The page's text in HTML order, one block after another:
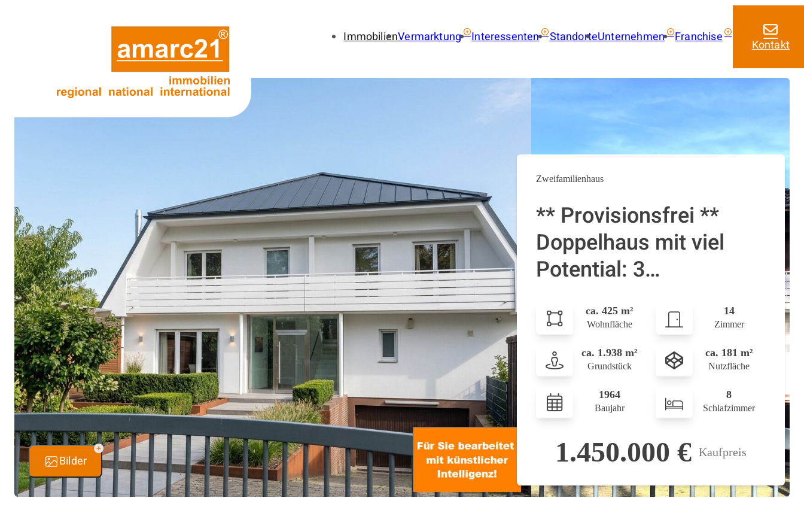
ImmobilienVermarktung
Käuferfinder
Immobilien-Referenzen
Interessenten
StandorteUnternehmen
Franchise
Franchise mit
Franchise Leistungen
Franchise
Jobangebote
Kontakt
Bilder
Zweifamilienhaus
** Provisionsfrei **
Doppelhaus mit viel
Potential: 3
2000qm Garten
ca. 425 m²
Wohnfläche
14
Zimmer
ca. 1.938 m²
Grundstück
ca. 181 m²
Nutzfläche
1964
Baujahr
8
Schlafzimmer
1.450.000 € Kaufpreis